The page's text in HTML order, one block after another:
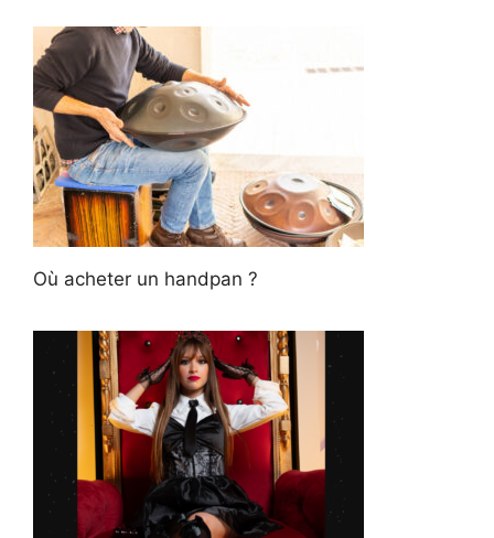
Où acheter un handpan ?